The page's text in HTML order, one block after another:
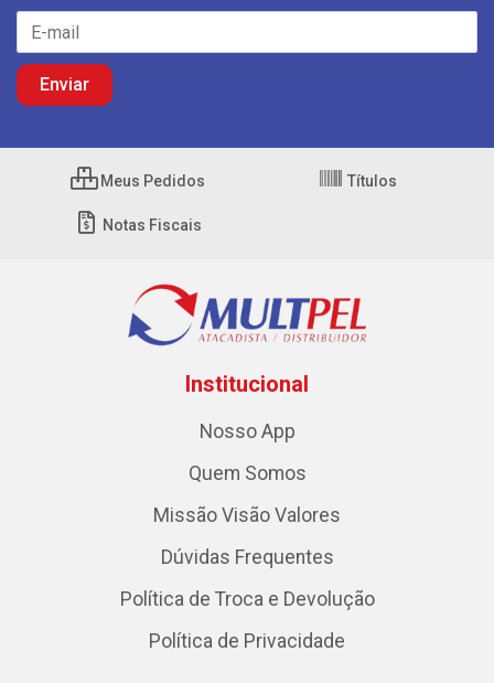
Meus Pedidos Títulos
Notas Fiscais
Institucional
Nosso App
Quem Somos
Missão Visão Valores
Dúvidas Frequentes
Política de Troca e Devolução
Política de Privacidade